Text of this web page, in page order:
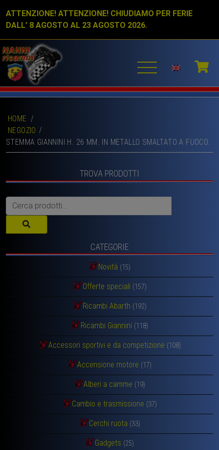
ATTENZIONE! ATTENZIONE! CHIUDIAMO PER FERIE
DALL’ 8 AGOSTO AL 23 AGOSTO 2026.
HOME /
NEGOZIO
STEMMA GIANNINI H. 26 MM. IN METALLO SMALTATO A FUOCO.
TROVA PRODOTTI
Cerca:
CATEGORIE
Novità (15)
Offerte speciali (157)
Ricambi Abarth (192)
Ricambi Giannini (118)
Accessori sportivi e da competizione (108)
Accensione motore (17)
Alberi a camme (19)
Cambio e trasmissione (37)
Cerchi ruota (33)
Gadgets (25)